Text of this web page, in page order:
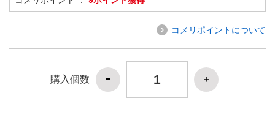
コメリポイントについて
購入個数